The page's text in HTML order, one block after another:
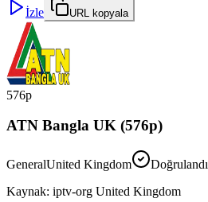
İzle URL kopyala
576p
ATN Bangla UK (576p)
GeneralUnited Kingdom
Doğrulandı
Kaynak: iptv-org United Kingdom